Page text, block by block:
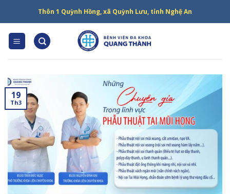
content
Thôn 1 Quỳnh Hồng, xã Quỳnh Lưu, tỉnh Nghệ An
19
Th3